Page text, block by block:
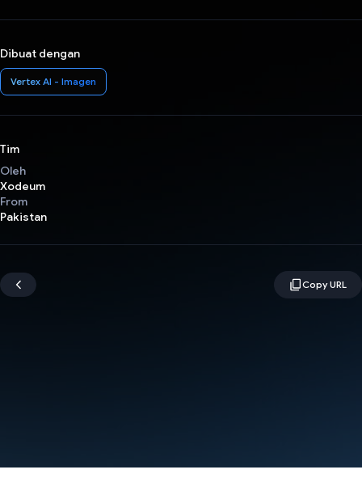
Dibuat dengan
Vertex AI - Imagen
Tim
Oleh
Xodeum
From
Pakistan